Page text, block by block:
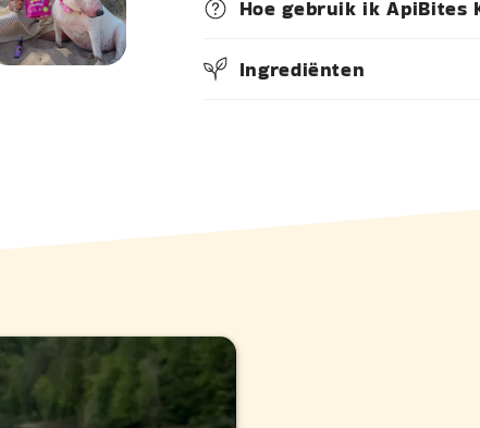
Hoe gebruik ik ApiBites
Ingrediënten